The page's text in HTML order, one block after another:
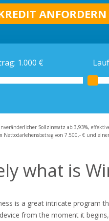
KreditrechnerANFORDERN
1.000 €
Sollzinssatz ab 3,93%,
Nettodarlehensbetrag von 7.500,- € und
what is
is a great intricate program
from the moment it